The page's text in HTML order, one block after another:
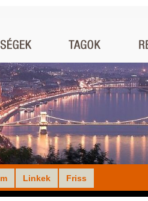
Linkek Friss